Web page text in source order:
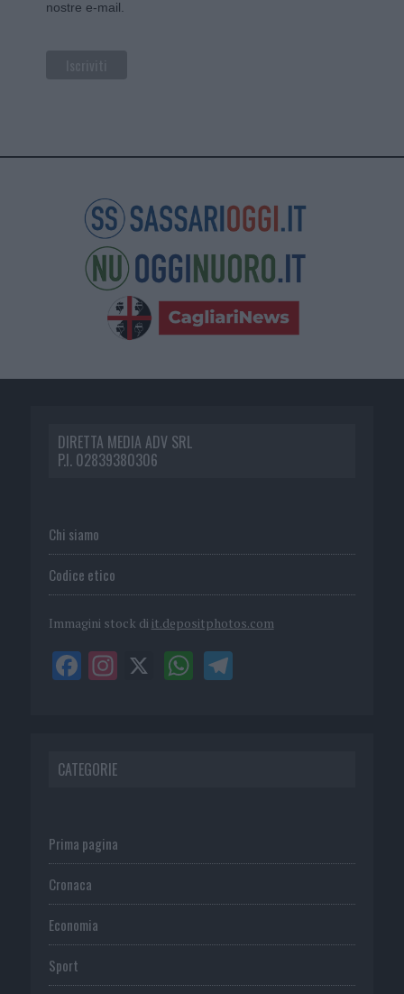
nostre e-mail.
DIRETTA MEDIA ADV SRL
P.I. 02839380306
Chi siamo
Codice etico
Immagini stock di it.depositphotos.com
CATEGORIE
Prima pagina
Cronaca
Economia
Sport